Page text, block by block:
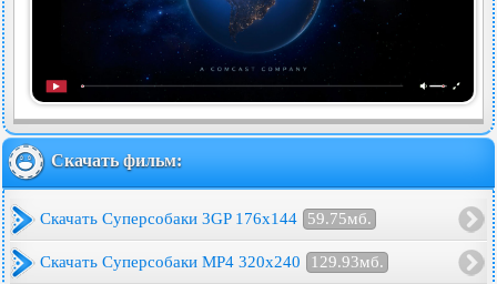
Скачать фильм:
Скачать Суперсобаки 3GP 176x144 59.75мб.
Скачать Суперсобаки MP4 320x240 129.93мб.